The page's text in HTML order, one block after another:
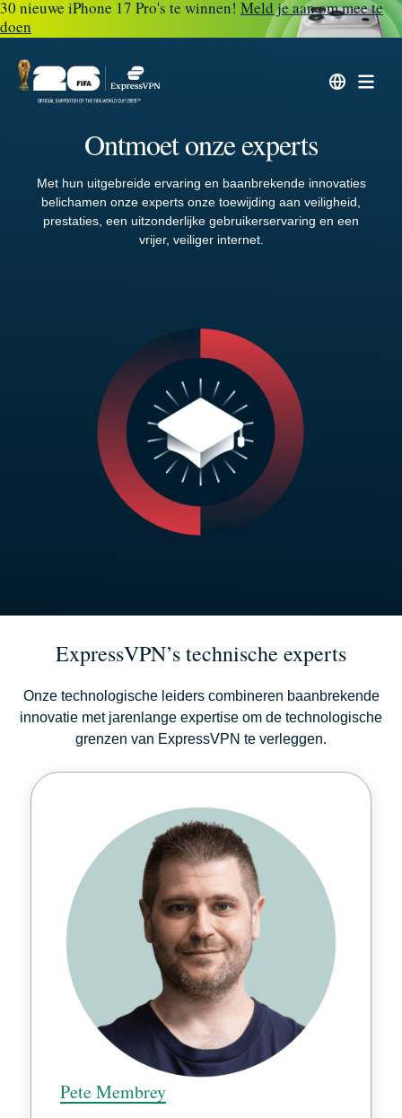
30 nieuwe iPhone 17 Pro's te winnen! Meld je aan om mee te
doen
Ontmoet onze experts
Met hun uitgebreide ervaring en baanbrekende innovaties
belichamen onze experts onze toewijding aan veiligheid,
prestaties, een uitzonderlijke gebruikerservaring en een
vrijer, veiliger internet.
ExpressVPN’s technische experts
Onze technologische leiders combineren baanbrekende
innovatie met jarenlange expertise om de technologische
grenzen van ExpressVPN te verleggen.
Pete Membrey